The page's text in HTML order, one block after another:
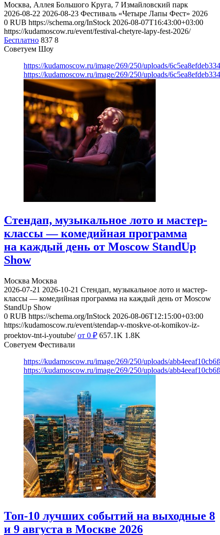
Москва, Аллея Большого Круга, 7 Измайловский парк
2026-08-22 2026-08-23 Фестиваль «Четыре Лапы Фест» 2026
0 RUB https://schema.org/InStock 2026-08-07T16:43:00+03:00
https://kudamoscow.ru/event/festival-chetyre-lapy-fest-2026/
Бесплатно 837 8
Советуем Шоу
https://kudamoscow.ru/image/269/250/uploads/
https://kudamoscow.ru/image/269/250/uploads/
Стендап, музыкальное лото и мастер-
классы — комедийная программа
на каждый день от Moscow StandUp
Show
Москва Москва
2026-07-21 2026-10-21 Стендап, музыкальное лото и мастер-
классы — комедийная программа на каждый день от Moscow
StandUp Show
0 RUB https://schema.org/InStock 2026-08-06T12:15:00+03:00
https://kudamoscow.ru/event/stendap-v-moskve-ot-komikov-iz-
proektov-tnt-i-youtube/ от 0 ₽ 657.1K 1.8K
Советуем Фестивали
https://kudamoscow.ru/image/269/250/uploads/
https://kudamoscow.ru/image/269/250/uploads/
Топ-10 лучших событий на выходные 8
и 9 августа в Москве 2026